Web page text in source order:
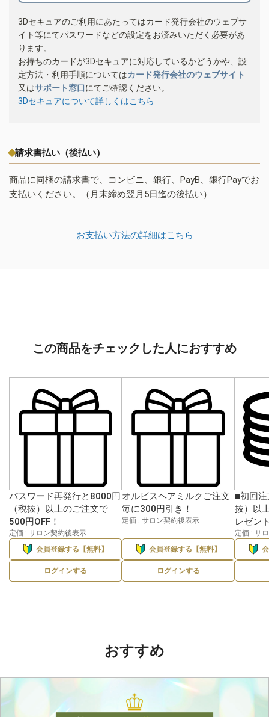
3Dセキュアのご利用にあたってはカード発行会社のウェブサ
イト等にてパスワードなどの設定をお済みいただく必要があ
ります。
お持ちのカードが3Dセキュアに対応しているかどうかや、設
定方法・利用手順についてはカード発行会社のウェブサイト
又はサポート窓口にてご確認ください。
3Dセキュアについて詳しくはこちら
請求書払い（後払い）
商品に同梱の請求書で、コンビニ、銀行、PayB、銀行Payでお
支払いください。（月末締め翌月5日迄の後払い）
お支払い方法の詳細はこちら
この商品をチェックした人におすすめ
パスワード再発行と8000円
（税抜）以上のご注文で
500円OFF！
定価 : サロン契約後表示
会員登録する【無料】
ログインする
オルビスヘアミルクご注文
毎に300円引き！
定価 : サロン契約後表示
会員登録する【無料】
ログインする
■初回
抜）以
レゼン
定価 : サ
おすすめ